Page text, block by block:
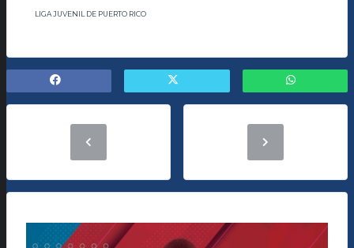
LIGA JUVENIL DE PUERTO RICO